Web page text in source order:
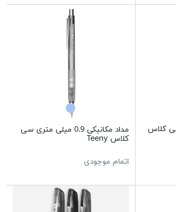
اتودی یدک دار سی کلاس
مداد مکانیکی 0.9 میلی متری سی
کلاس Teeny
اتمام موجودی